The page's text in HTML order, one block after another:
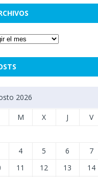
2026
M X J V
4 5 6 7
11 12 13 14